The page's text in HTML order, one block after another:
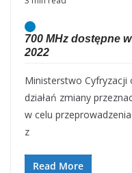
700 MHz dostępne
2022
Ministerstwo Cyfryzacji
działań zmiany
w celu
z
Read More